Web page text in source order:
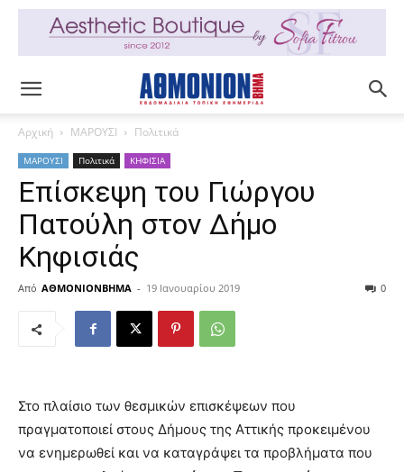
Αρχική ΜΑΡΟΥΣΙ Πολιτικά
ΜΑΡΟΥΣΙ Πολιτικά ΚΗΦΙΣΙΑ
Επίσκεψη του Γιώργου
Πατούλη στον Δήμο
Κηφισιάς
Από ΑΘΜΟΝΙΟΝΒΗΜΑ - 19 Ιανουαρίου 2019 0
Στο πλαίσιο των θεσμικών επισκέψεων που
πραγματοποιεί στους Δήμους της Αττικής προκειμένου
να ενημερωθεί και να καταγράψει τα προβλήματα που